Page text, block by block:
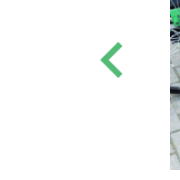
keyboard_arrow_left